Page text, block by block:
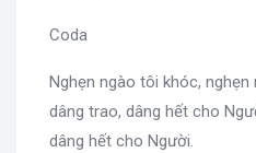
Coda
Nghẹn ngào tôi khóc,
dâng trao, dâng hết cho
dâng hết cho Người.